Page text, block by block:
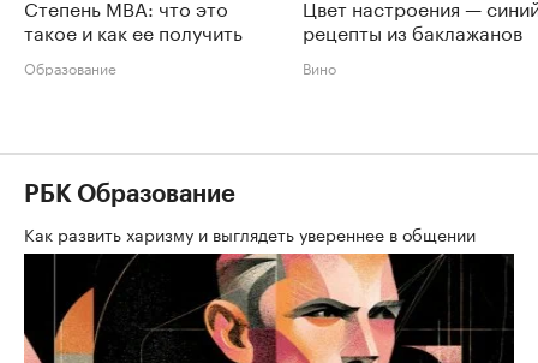
Степень MBA: что это
такое и как ее получить
Образование
Цвет настроения —
рецепты из баклажанов
Вино
РБК Образование
Как развить харизму и выглядеть увереннее в общении